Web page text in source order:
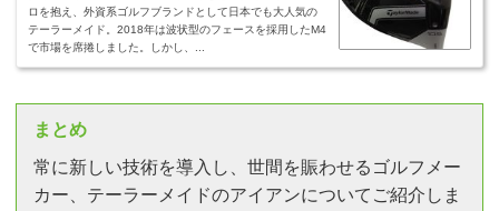
ロを抱え、外資系ゴルフブランドとして日本でも大人気の
テーラーメイド。2018年は波状型のフェースを採用したM4
で市場を席捲しました。しかし、...
まとめ
常に新しい技術を導入し、世間を賑わせるゴルフメー
カー、テーラーメイドのアイアンについてご紹介しま